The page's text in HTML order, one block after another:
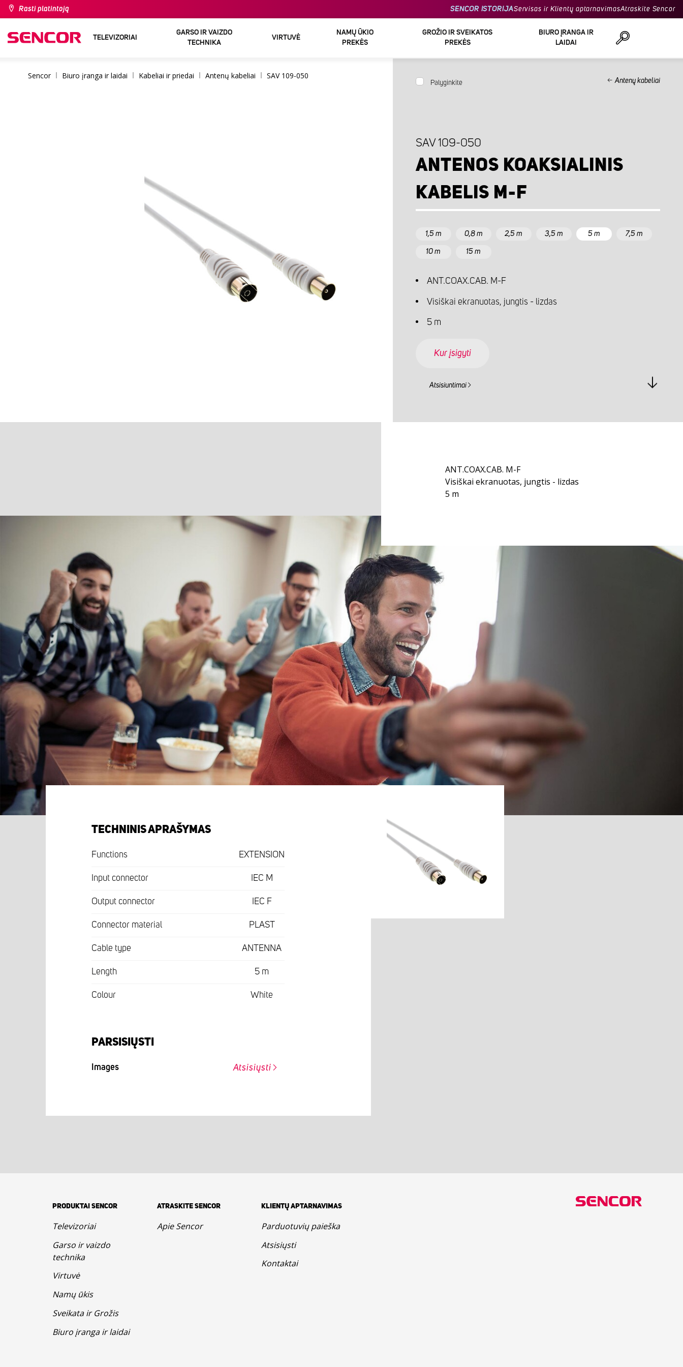
Rasti platintoją SENCOR ISTORIJAServisas ir Klientų aptarnavimasAtraskite Sencor
TELEVIZORIAI
GARSO IR VAIZDO
TECHNIKA
VIRTUVĖ
NAMŲ ŪKIO
PREKĖS
GROŽIO IR SVEIKATOS
PREKĖS
BIURO ĮRANGA IR
LAIDAI
Sencor Biuro įranga ir laidai Kabeliai ir priedai Antenų kabeliai SAV 109-050
Palyginkite Antenų kabeliai
SAV 109-050
ANTENOS KOAKSIALINIS
KABELIS M-F
1,5 m 0,8 m 2,5 m 3,5 m 5 m 7,5 m
10 m 15 m
ANT.COAX.CAB. M-F
Visiškai ekranuotas, jungtis - lizdas
5 m
Kur įsigyti
Atsisiuntimai
ANT.COAX.CAB. M-F
Visiškai ekranuotas, jungtis - lizdas
5 m
TECHNINIS APRAŠYMAS
Functions EXTENSION
Input connector IEC M
Output connector IEC F
Connector material PLAST
Cable type ANTENNA
Length 5 m
Colour White
PARSISIŲSTI
Images Atsisiųsti
PRODUKTAI SENCOR
Televizoriai
Garso ir vaizdo
technika
Virtuvė
Namų ūkis
Sveikata ir Grožis
Biuro įranga ir laidai
ATRASKITE SENCOR
Apie Sencor
KLIENTŲ APTARNAVIMAS
Parduotuvių paieška
Atsisiųsti
Kontaktai